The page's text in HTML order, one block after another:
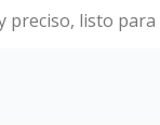
preciso, listo